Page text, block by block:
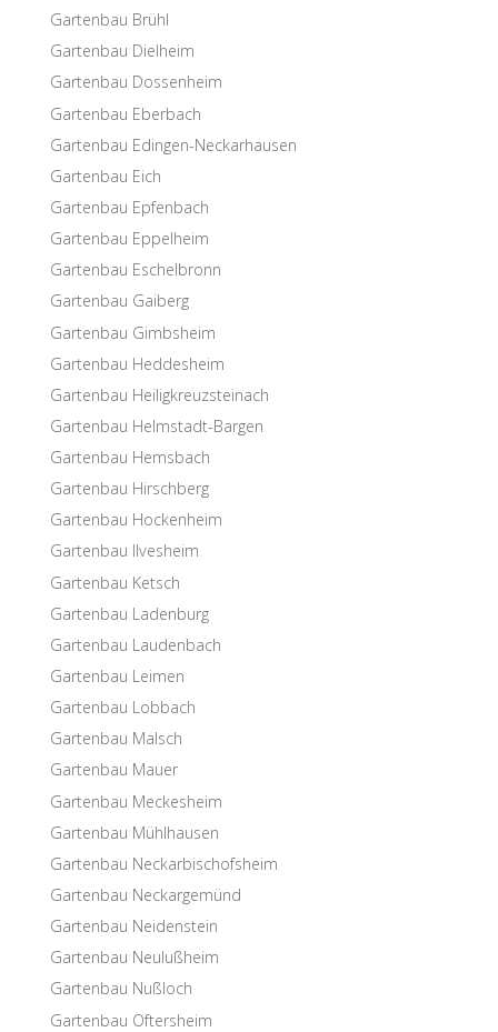
Garten­bau Brühl
Garten­bau Dielheim
Garten­bau Dossenheim
Garten­bau Eberbach
Garten­bau Edingen-Neckarhausen
Garten­bau Eich
Garten­bau Epfenbach
Garten­bau Eppelheim
Garten­bau Eschelbronn
Garten­bau Gaiberg
Garten­bau Gimbsheim
Garten­bau Heddesheim
Garten­bau Heiligkreuzsteinach
Garten­bau Helmstadt-Bargen
Garten­bau Hemsbach
Garten­bau Hirschberg
Garten­bau Hockenheim
Garten­bau Ilvesheim
Garten­bau Ketsch
Garten­bau Ladenburg
Garten­bau Laudenbach
Garten­bau Leimen
Garten­bau Lobbach
Garten­bau Malsch
Garten­bau Mauer
Garten­bau Meckesheim
Garten­bau Mühlhausen
Garten­bau Neckarbischofsheim
Garten­bau Neckargemünd
Garten­bau Neidenstein
Garten­bau Neulußheim
Garten­bau Nußloch
Garten­bau Oftersheim